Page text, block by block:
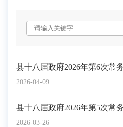
2026-04-09
县十八届政府2026年第6次常
2026-03-26
县十八届政府2026年第5次常